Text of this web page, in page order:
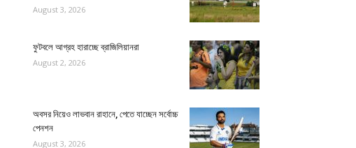
August 3, 2026
ফুটবলে আগ্রহ হারাচ্ছে ব্রাজিলিয়ানরা
August 2, 2026
অবসর নিয়েও লাভবান রাহানে, পেতে যাচ্ছেন সর্বোচ্চ
পেনশন
August 3, 2026